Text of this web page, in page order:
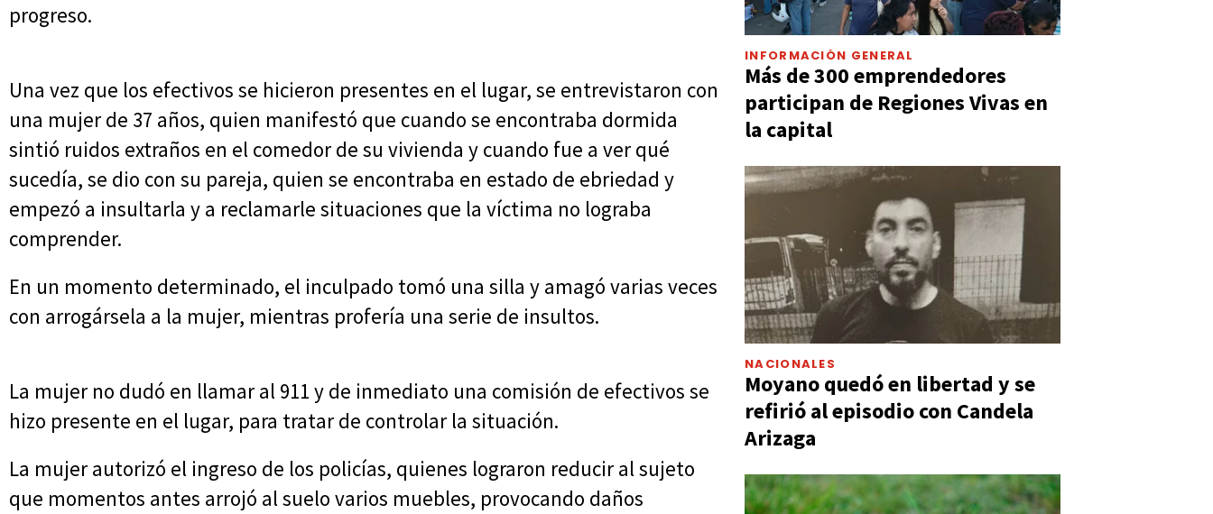
progreso.
Una vez que los efectivos se hicieron presentes en el lugar, se entrevistaron con
una mujer de 37 años, quien manifestó que cuando se encontraba dormida
sintió ruidos extraños en el comedor de su vivienda y cuando fue a ver qué
sucedía, se dio con su pareja, quien se encontraba en estado de ebriedad y
empezó a insultarla y a reclamarle situaciones que la víctima no lograba
comprender.
En un momento determinado, el inculpado tomó una silla y amagó varias veces
con arrogársela a la mujer, mientras profería una serie de insultos.
La mujer no dudó en llamar al 911 y de inmediato una comisión de efectivos se
hizo presente en el lugar, para tratar de controlar la situación.
La mujer autorizó el ingreso de los policías, quienes lograron reducir al sujeto
que momentos antes arrojó al suelo varios muebles, provocando daños
INFORMACIÓN GENERAL
Más de 300 emprendedores
participan de Regiones Vivas en
la capital
NACIONALES
Moyano quedó en libertad y se
refirió al episodio con Candela
Arizaga